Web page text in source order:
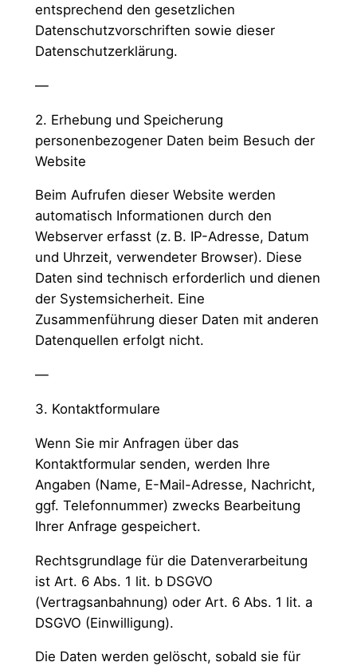
entsprechend den gesetzlichen
Datenschutzvorschriften sowie dieser
Datenschutzerklärung.
—
2. Erhebung und Speicherung
personenbezogener Daten beim Besuch der
Website
Beim Aufrufen dieser Website werden
automatisch Informationen durch den
Webserver erfasst (z. B. IP-Adresse, Datum
und Uhrzeit, verwendeter Browser). Diese
Daten sind technisch erforderlich und dienen
der Systemsicherheit. Eine
Zusammenführung dieser Daten mit anderen
Datenquellen erfolgt nicht.
—
3. Kontaktformulare
Wenn Sie mir Anfragen über das
Kontaktformular senden, werden Ihre
Angaben (Name, E-Mail-Adresse, Nachricht,
ggf. Telefonnummer) zwecks Bearbeitung
Ihrer Anfrage gespeichert.
Rechtsgrundlage für die Datenverarbeitung
ist Art. 6 Abs. 1 lit. b DSGVO
(Vertragsanbahnung) oder Art. 6 Abs. 1 lit. a
DSGVO (Einwilligung).
Die Daten werden gelöscht, sobald sie für